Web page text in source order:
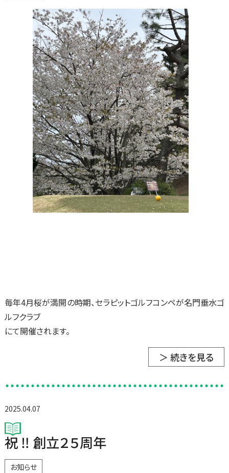
毎年4月桜が満開の時期、セラピットゴルフコンペが名門垂水ゴ
ルフクラブ
にて開催されます。
＞ 続きを見る
2025.04.07
祝 ‼ 創立２５周年
お知らせ